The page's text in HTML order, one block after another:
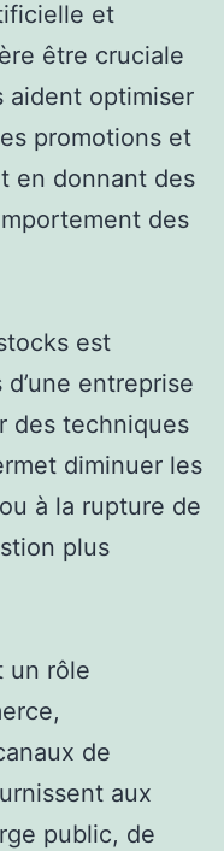
et
être cruciale
aident optimiser
promotions et
en donnant des
des
est
entreprise
des techniques
diminuer les
à la rupture de
plus
un rôle
de
aux
public, de